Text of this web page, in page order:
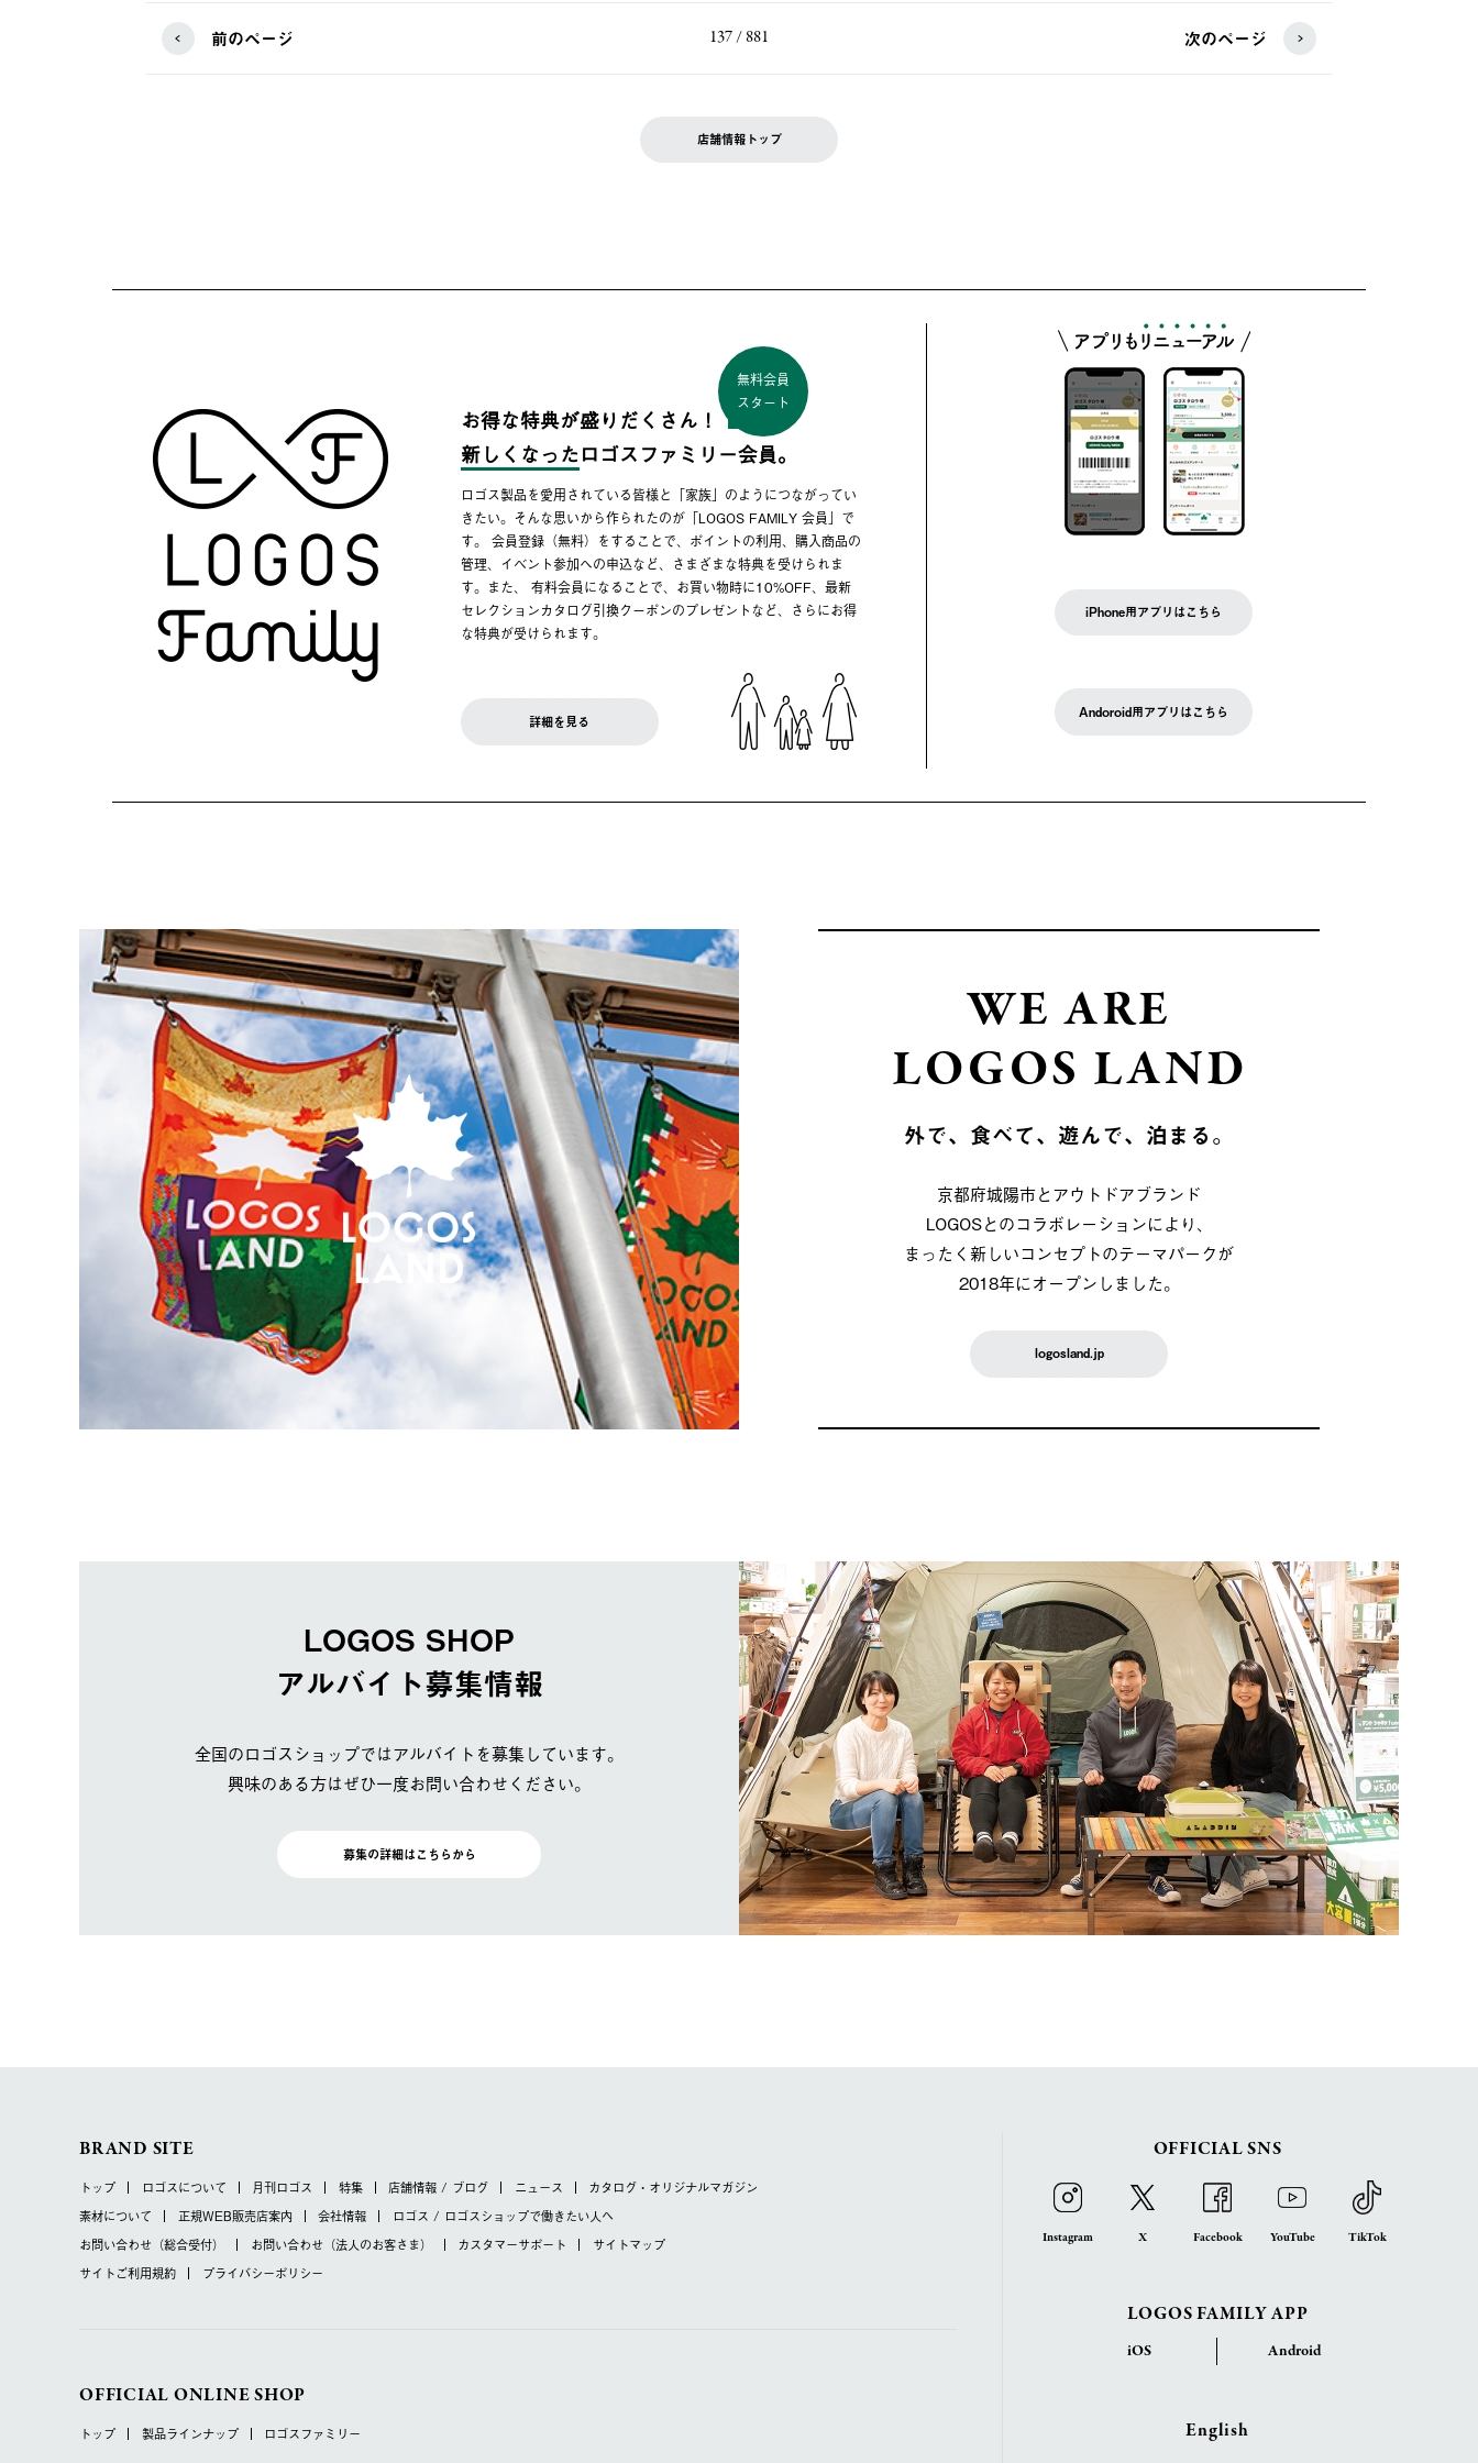
前のページ 137 / 881 次のページ
店舗情報トップ
お得な特典が盛りだくさん！
無料会員
スタート
新しくなったロゴスファミリー会員。
ロゴス製品を愛用されている皆様と「家族」のようにつながってい
きたい。そんな思いから作られたのが「LOGOS FAMILY 会員」で
す。 会員登録（無料）をすることで、ポイントの利用、購入商品の
管理、イベント参加への申込など、さまざまな特典を受けられま
す。また、 有料会員になることで、お買い物時に10%OFF、最新
セレクションカタログ引換クーポンのプレゼントなど、さらにお得
な特典が受けられます。
詳細を見る
iPhone用アプリはこちら
Andoroid用アプリはこちら
WE ARE
LOGOS LAND
外で、食べて、遊んで、泊まる。
京都府城陽市とアウトドアブランド
LOGOSとのコラボレーションにより、
まったく新しいコンセプトのテーマパークが
2018年にオープンしました。
logosland.jp
LOGOS SHOP
アルバイト募集情報
全国のロゴスショップではアルバイトを募集しています。
興味のある方はぜひ一度お問い合わせください。
募集の詳細はこちらから
BRAND SITE
トップ ロゴスについて 月刊ロゴス 特集 店舗情報 / ブログ ニュース
カタログ・オリジナルマガジン
素材について
正規WEB販売店案内 会社情報 ロゴス / ロゴスショップで働きたい人へ
お問い合わせ （総合受付） お問い合わせ （法人のお客さま） カスタマーサポート
サイトマップ
サイトご利用規約
プライバシーポリシー
OFFICIAL ONLINE SHOP
トップ 製品ラインナップ ロゴスファミリー
OFFICIAL SNS
Instagram X Facebook YouTube TikTok
LOGOS FAMILY APP
iOS Android
English